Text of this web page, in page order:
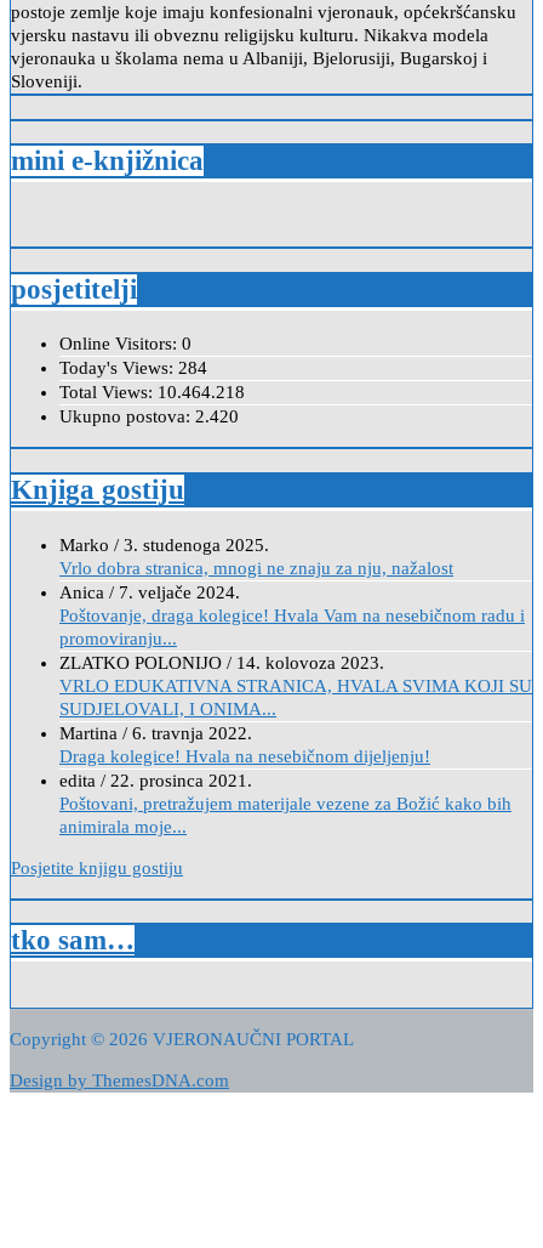
postoje zemlje koje imaju konfesionalni vjeronauk, općekršćansku
vjersku nastavu ili obveznu religijsku kulturu. Nikakva modela
vjeronauka u školama nema u Albaniji, Bjelorusiji, Bugarskoj i
Sloveniji.
mini e-knjižnica
posjetitelji
Online Visitors: 0
Today's Views: 284
Total Views: 10.464.218
Ukupno postova: 2.420
Knjiga gostiju
Marko / 3. studenoga 2025.
Vrlo dobra stranica, mnogi ne znaju za nju, nažalost
Anica / 7. veljače 2024.
Poštovanje, draga kolegice! Hvala Vam na nesebičnom radu i
promoviranju...
ZLATKO POLONIJO / 14. kolovoza 2023.
VRLO EDUKATIVNA STRANICA, HVALA SVIMA KOJI SU
SUDJELOVALI, I ONIMA...
Martina / 6. travnja 2022.
Draga kolegice! Hvala na nesebičnom dijeljenju!
edita / 22. prosinca 2021.
Poštovani, pretražujem materijale vezene za Božić kako bih
animirala moje...
Posjetite knjigu gostiju
tko sam…
Copyright © 2026 VJERONAUČNI PORTAL
Design by ThemesDNA.com